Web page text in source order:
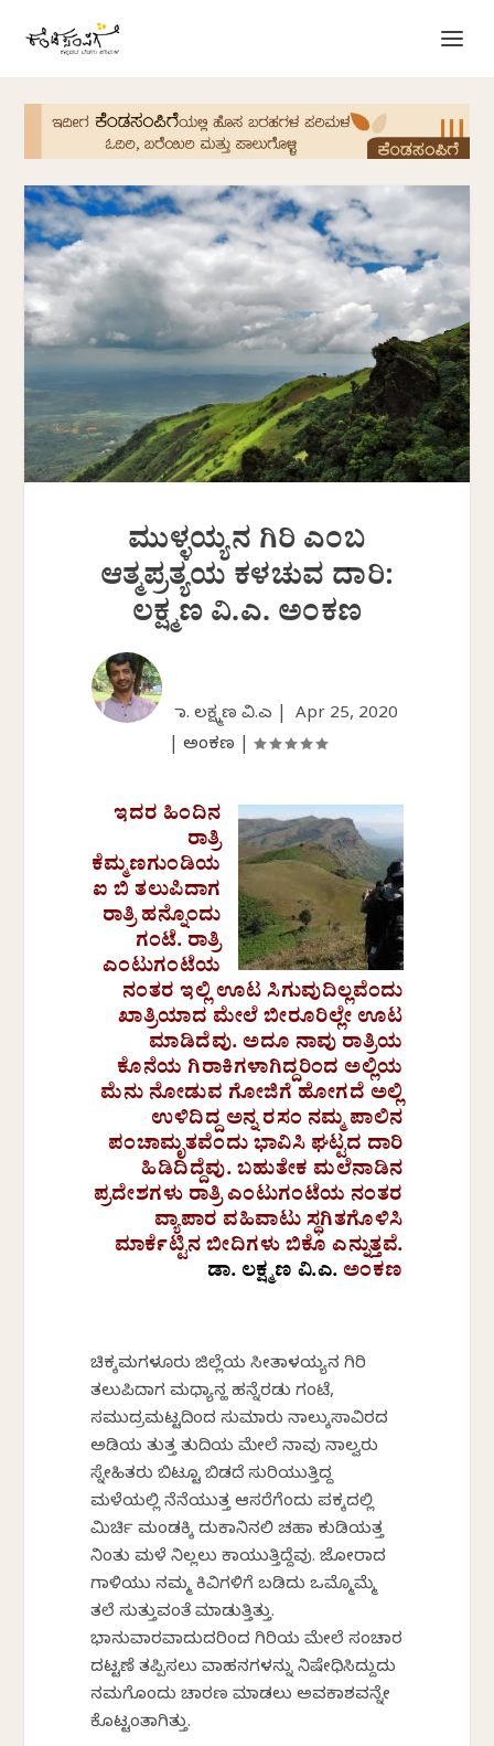
ಮುಳ್ಳಯ್ಯನ ಗಿರಿ ಎಂಬ
ಆತ್ಮಪ್ರತ್ಯಯ ಕಳಚುವ ದಾರಿ:
ಲಕ್ಷ್ಮಣ ವಿ.ಎ. ಅಂಕಣ
ಡಾ. ಲಕ್ಷ್ಮಣ ವಿ.ಎ | Apr 25, 2020
ಅಂಕಣ
ಇದರ ಹಿಂದಿನ
ರಾತ್ರಿ
ಕೆಮ್ಮಣಗುಂಡಿಯ
ಐ ಬಿ ತಲುಪಿದಾಗ
ರಾತ್ರಿ ಹನ್ನೊಂದು
ಗಂಟೆ. ರಾತ್ರಿ
ಎಂಟುಗಂಟೆಯ
ನಂತರ ಇಲ್ಲಿ ಊಟ ಸಿಗುವುದಿಲ್ಲವೆಂದು
ಖಾತ್ರಿಯಾದ ಮೇಲೆ ಬೀರೂರಿಲ್ಲೇ ಊಟ
ಮಾಡಿದೆವು. ಅದೂ ನಾವು ರಾತ್ರಿಯ
ಕೊನೆಯ ಗಿರಾಕಿಗಳಾಗಿದ್ದರಿಂದ ಅಲ್ಲಿಯ
ಮೆನು ನೋಡುವ ಗೋಜಿಗೆ ಹೋಗದೆ ಅಲ್ಲಿ
ಉಳಿದಿದ್ದ ಅನ್ನ ರಸಂ ನಮ್ಮ ಪಾಲಿನ
ಪಂಚಾಮೃತವೆಂದು ಭಾವಿಸಿ ಘಟ್ಟದ ದಾರಿ
ಹಿಡಿದಿದ್ದೆವು. ಬಹುತೇಕ ಮಲೆನಾಡಿನ
ಪ್ರದೇಶಗಳು ರಾತ್ರಿ ಎಂಟುಗಂಟೆಯ ನಂತರ
ವ್ಯಾಪಾರ ವಹಿವಾಟು ಸ್ಥಗಿತಗೊಳಿಸಿ
ಮಾರ್ಕೆಟ್ಟಿನ ಬೀದಿಗಳು ಬಿಕೊ ಎನ್ನುತ್ತವೆ.
ಡಾ. ಲಕ್ಷ್ಮಣ ವಿ.ಎ. ಅಂಕಣ
ಚಿಕ್ಕಮಗಳೂರು ಜಿಲ್ಲೆಯ ಸೀತಾಳಯ್ಯನ ಗಿರಿ
ತಲುಪಿದಾಗ ಮಧ್ಯಾನ್ಹ ಹನ್ನೆರಡು ಗಂಟೆ,
ಸಮುದ್ರಮಟ್ಟದಿಂದ ಸುಮಾರು ನಾಲ್ಕುಸಾವಿರದ
ಅಡಿಯ ತುತ್ತ ತುದಿಯ ಮೇಲೆ ನಾವು ನಾಲ್ವರು
ಸ್ನೇಹಿತರು ಬಿಟ್ಟೂ ಬಿಡದೆ ಸುರಿಯುತ್ತಿದ್ದ
ಮಳೆಯಲ್ಲಿ ನೆನೆಯುತ್ತ ಆಸರೆಗೆಂದು ಪಕ್ಕದಲ್ಲಿ
ಮಿರ್ಚಿ ಮಂಡಕ್ಕಿ ದುಕಾನಿನಲಿ ಚಹಾ ಕುಡಿಯತ್ತ
ನಿಂತು ಮಳೆ ನಿಲ್ಲಲು ಕಾಯುತ್ತಿದ್ದೆವು. ಜೋರಾದ
ಗಾಳಿಯು ನಮ್ಮ ಕಿವಿಗಳಿಗೆ ಬಡಿದು ಒಮ್ಮೊಮ್ಮೆ
ತಲೆ ಸುತ್ತುವಂತೆ ಮಾಡುತ್ತಿತ್ತು.
ಭಾನುವಾರವಾದುದರಿಂದ ಗಿರಿಯ ಮೇಲೆ ಸಂಚಾರ
ದಟ್ಟಣೆ ತಪ್ಪಿಸಲು ವಾಹನಗಳನ್ನು ನಿಷೇಧಿಸಿದ್ದುದು
ನಮಗೊಂದು ಚಾರಣ ಮಾಡಲು ಅವಕಾಶವನ್ನೇ
ಕೊಟ್ಟಂತಾಗಿತ್ತು.